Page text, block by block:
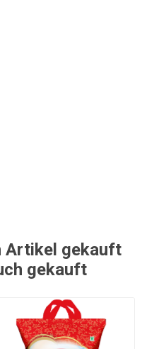
Artikel gekauft
gekauft